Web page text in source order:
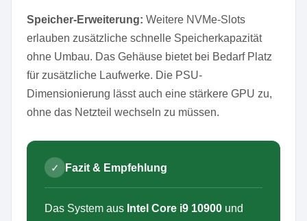
Speicher-Erweiterung: Weitere NVMe-Slots
erlauben zusätzliche schnelle Speicherkapazität
ohne Umbau. Das Gehäuse bietet bei Bedarf Platz
für zusätzliche Laufwerke. Die PSU-
Dimensionierung lässt auch eine stärkere GPU zu,
ohne das Netzteil wechseln zu müssen.
✓ Fazit & Empfehlung
Das System aus Intel Core i9 10900 und